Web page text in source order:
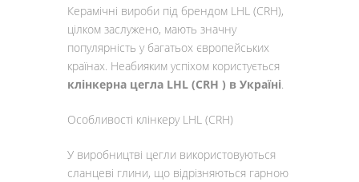
Керамічні вироби під брендом LHL (CRH),
цілком заслужено, мають значну
популярність у багатьох європейських
країнах. Неабияким успіхом користується
клінкерна цегла LHL (CRH ) в Україні.
Особливості клінкеру LHL (CRH)
У виробництві цегли використовуються
сланцеві глини, що відрізняються гарною